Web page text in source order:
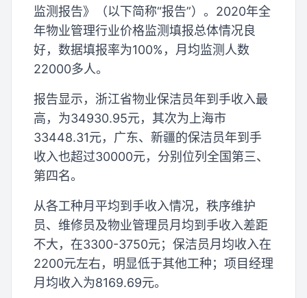
监测报告》（以下简称“报告”）。2020年全
年物业管理行业价格监测填报总体情况良
好，数据填报率为100%，月均监测人数
22000多人。
报告显示，浙江省物业保洁员年到手收入最
高，为34930.95元，其次为上海市
33448.31元，广东、新疆的保洁员年到手
收入也超过30000元，分别位列全国第三、
第四名。
从各工种月平均到手收入情况，秩序维护
员、维修员及物业管理员月均到手收入差距
不大，在3300-3750元；保洁员月均收入在
2200元左右，明显低于其他工种；项目经理
月均收入为8169.69元。